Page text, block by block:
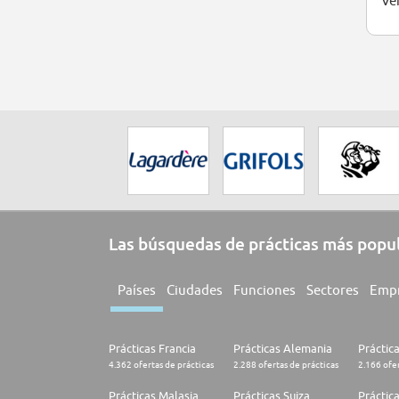
Las búsquedas de prácticas más
Países Ciudades Funciones Sectores
Prácticas Francia
4.362 ofertas de prácticas
Prácticas Alemania
2.288 ofertas de prácticas 2.166
Prácticas Malasia Prácticas Suiza